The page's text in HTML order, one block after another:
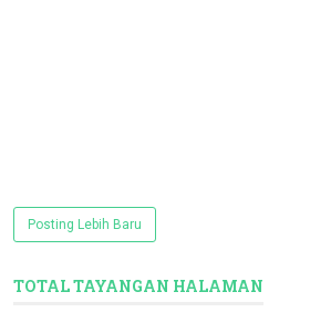
Posting Lebih Baru
TOTAL TAYANGAN HALAMAN